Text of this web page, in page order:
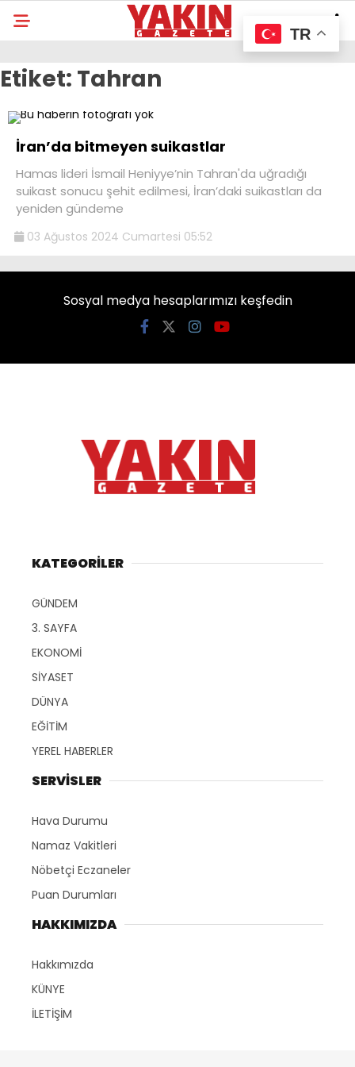
Etiket: Tahran
İran’da bitmeyen suikastlar
Hamas lideri İsmail Heniyye’nin Tahran'da uğradığı
suikast sonucu şehit edilmesi, İran’daki suikastları da
yeniden gündeme
03 Ağustos 2024 Cumartesi 05:52
Sosyal medya hesaplarımızı keşfedin
KATEGORİLER
GÜNDEM
3. SAYFA
EKONOMİ
SİYASET
DÜNYA
EĞİTİM
YEREL HABERLER
SERVİSLER
Hava Durumu
Namaz Vakitleri
Nöbetçi Eczaneler
Puan Durumları
HAKKIMIZDA
Hakkımızda
KÜNYE
İLETİŞİM
TR